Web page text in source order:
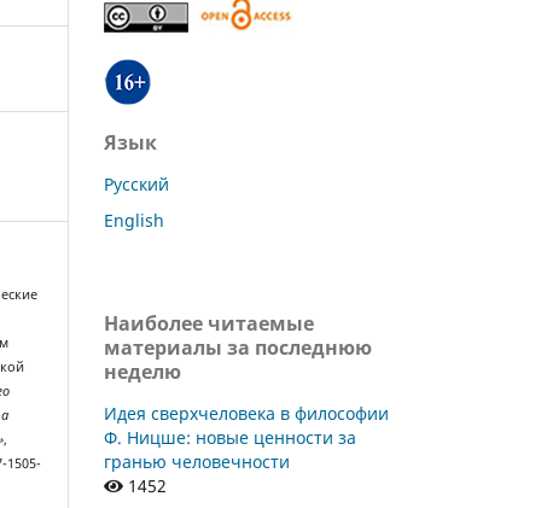
,
1505-
Язык
Русский
English
Наиболее читаемые
материалы за последнюю
неделю
Идея сверхчеловека в философии
Ф. Ницше: новые ценности за
гранью человечности
1452